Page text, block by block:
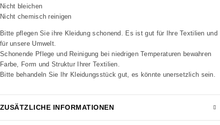
Nicht bleichen
Nicht chemisch reinigen
Bitte pflegen Sie ihre Kleidung schonend. Es ist gut für Ihre Textilien und
für unsere Umwelt.
Schonende Pflege und Reinigung bei niedrigen Temperaturen bewahren
Farbe, Form und Struktur Ihrer Textilien.
Bitte behandeln Sie Ihr Kleidungsstück gut, es könnte unersetzlich sein.
ZUSÄTZLICHE INFORMATIONEN